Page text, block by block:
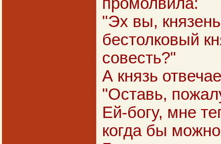
"Эх вы,
бестолковый
совесть?"
А князь
"Оставь,
Ей-богу, мне
когда бы